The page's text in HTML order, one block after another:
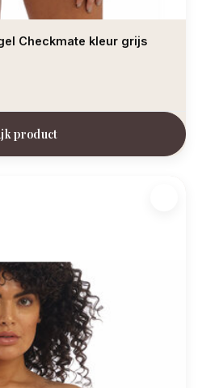
Checkmate kleur grijs
product